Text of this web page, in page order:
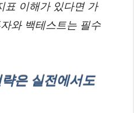
표 이해가 있다면 가
와 백테스트는 필수
은 실전에서도